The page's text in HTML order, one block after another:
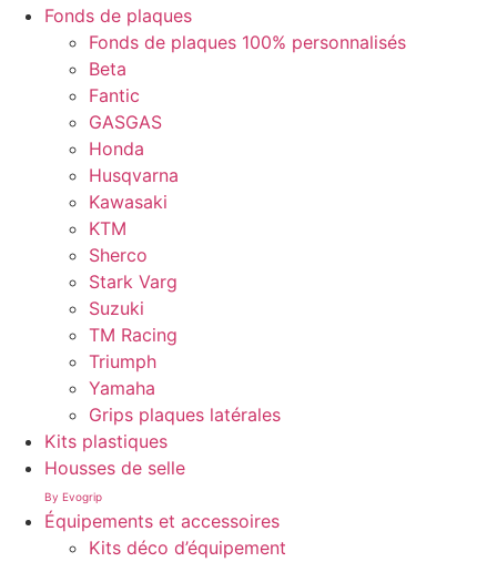
Fonds de plaques
Fonds de plaques 100% personnalisés
Beta
Fantic
GASGAS
Honda
Husqvarna
Kawasaki
KTM
Sherco
Stark Varg
Suzuki
TM Racing
Triumph
Yamaha
Grips plaques latérales
Kits plastiques
Housses de selle
By Evogrip
Équipements et accessoires
Kits déco d’équipement